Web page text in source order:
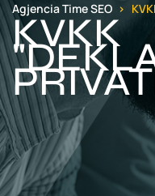
Agjencia Time SEO
KVKK